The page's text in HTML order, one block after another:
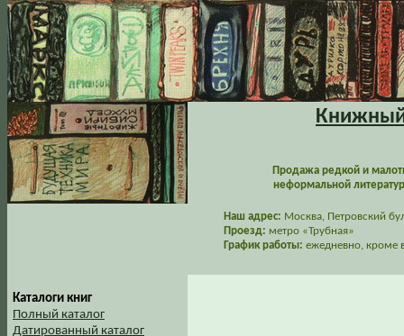
Книжный
Продажа редкой и
неформальной
Наш адрес: Москва, Петровский
Проезд: метро «Трубная»
График работы: ежедневно, кроме
Каталоги книг
Полный каталог
Датированный каталог